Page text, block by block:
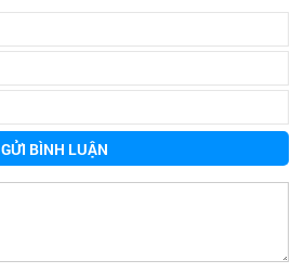
GỬI BÌNH LUẬN